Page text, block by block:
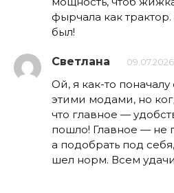
фырчала как
был!
Светлана
Ой, я как-то поначалу
этими модами, но
что главное —
пошло! Главное — не
а подобрать под
шел норм. Всем